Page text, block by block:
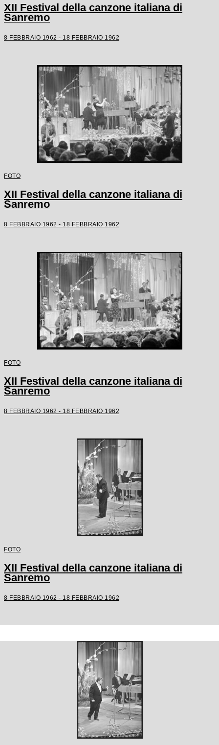
XII Festival della canzone italiana di
Sanremo
8 FEBBRAIO 1962 - 18 FEBBRAIO 1962
FOTO
XII Festival della canzone italiana di
Sanremo
8 FEBBRAIO 1962 - 18 FEBBRAIO 1962
FOTO
XII Festival della canzone italiana di
Sanremo
8 FEBBRAIO 1962 - 18 FEBBRAIO 1962
FOTO
XII Festival della canzone italiana di
Sanremo
8 FEBBRAIO 1962 - 18 FEBBRAIO 1962